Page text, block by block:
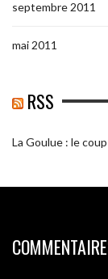
septembre 2011
mai 2011
RSS
La Goulue : le